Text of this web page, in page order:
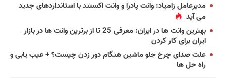
مدیرعامل زامیاد: وانت پادرا و وانت اکستند با استانداردهای جدید
می آید
بهترین وانت ها در ایران: معرفی 25 تا از برترین وانت ها در بازار
ایران برای کار کردن
علت صدای چرخ جلو ماشین هنگام دور زدن چیست؟ + عیب یابی و
راه حل ها